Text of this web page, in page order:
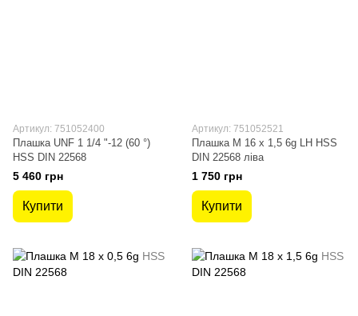
Артикул: 751052400
Плашка UNF 1 1/4 "-12 (60 °)
HSS DIN 22568
5 460 грн
Купити
Артикул: 751052521
Плашка М 16 х 1,5 6g LH HSS
DIN 22568 ліва
1 750 грн
Купити